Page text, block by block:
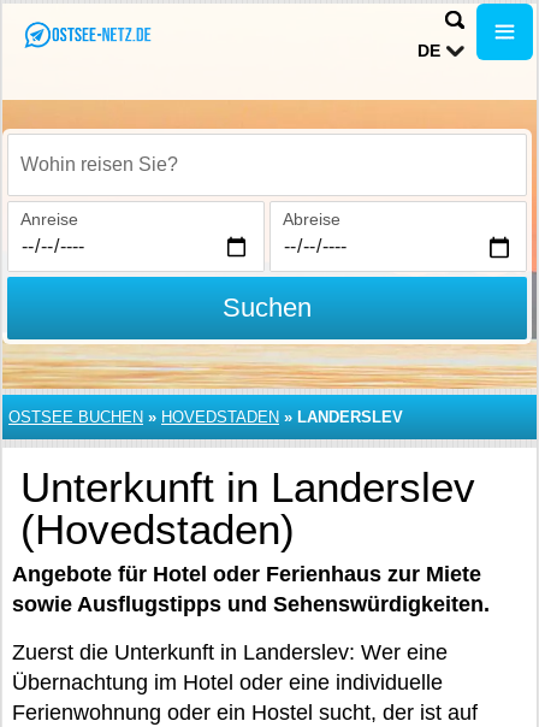
DE
Wohin reisen Sie?
Anreise Abreise
Suchen
OSTSEE BUCHEN » HOVEDSTADEN » LANDERSLEV
Unterkunft in Landerslev
(Hovedstaden)
Angebote für Hotel oder Ferienhaus zur Miete
sowie Ausflugstipps und Sehenswürdigkeiten.
Zuerst die Unterkunft in Landerslev: Wer eine
Übernachtung im Hotel oder eine individuelle
Ferienwohnung oder ein Hostel sucht, der ist auf